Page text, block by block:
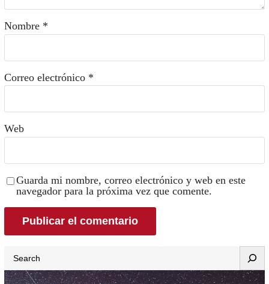
Nombre *
Correo electrónico *
Web
Guarda mi nombre, correo electrónico y web en este
navegador para la próxima vez que comente.